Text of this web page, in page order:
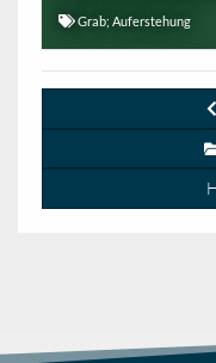
Grab; Auferstehung